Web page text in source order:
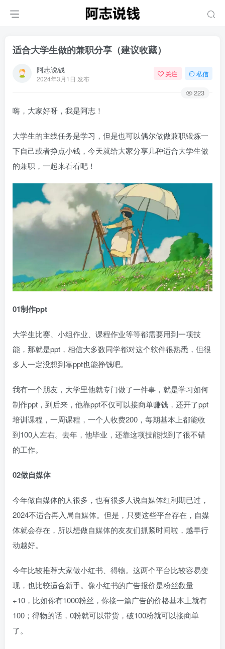
适合大学生做的兼职分享（建议收藏）
阿志说钱
2024年3月1日 发布
关注 私信
223
嗨，大家好呀，我是阿志！
大学生的主线任务是学习，但是也可以偶尔做做兼职锻炼一
下自己或者挣点小钱，今天就给大家分享几种适合大学生做
的兼职，一起来看看吧！
01制作ppt
大学生比赛、小组作业、课程作业等等都需要用到一项技
能，那就是ppt，相信大多数同学都对这个软件很熟悉，但很
多人一定没想到靠ppt也能挣钱吧。
我有一个朋友，大学里他就专门做了一件事，就是学习如何
制作ppt，到后来，他靠ppt不仅可以接商单赚钱，还开了ppt
培训课程，一周课程，一个人收费200，每期基本上都能收
到100人左右。去年，他毕业，还靠这项技能找到了很不错
的工作。
02做自媒体
今年做自媒体的人很多，也有很多人说自媒体红利期已过，
2024不适合再入局自媒体。但是，只要这些平台存在，自媒
体就会存在，所以想做自媒体的友友们抓紧时间啦，越早行
动越好。
今年比较推荐大家做小红书、得物。这两个平台比较容易变
现，也比较适合新手。像小红书的广告报价是粉丝数量
÷10，比如你有1000粉丝，你接一篇广告的价格基本上就有
100；得物的话，0粉就可以带货，破100粉就可以接商单
了。